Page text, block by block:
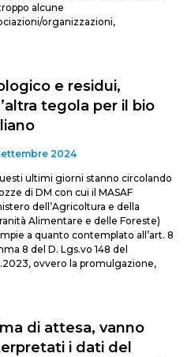
alcune
organizzazioni,
e residui,
tegola per il bio
2024
ultimi giorni stanno circolando
di DM con cui il MASAF
dell’Agricoltura e della
Alimentare e delle Foreste)
a quanto contemplato all’art. 8
8 del D. Lgs.vo 148 del
ovvero la promulgazione,
di attesa, vanno
i dati del